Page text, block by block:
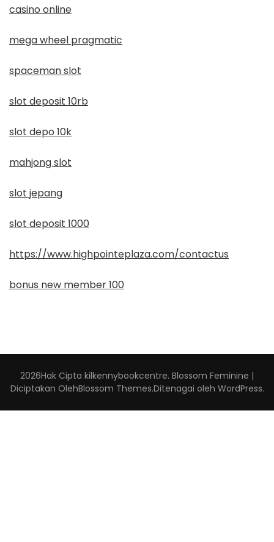
casino online
mega wheel pragmatic
spaceman slot
slot deposit 10rb
slot depo 10k
mahjong slot
slot jepang
slot deposit 1000
https://www.highpointeplaza.com/contactus
bonus new member 100
2026Hak Cipta kilkennybookcentre. Blossom Feminine |
Diciptakan OlehBlossom Themes.Ditenagai oleh WordPress.